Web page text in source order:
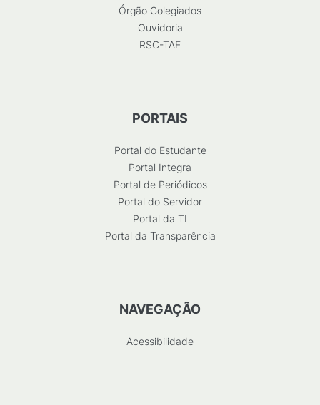
Órgão Colegiados
Ouvidoria
RSC-TAE
PORTAIS
Portal do Estudante
Portal Integra
Portal de Periódicos
Portal do Servidor
Portal da TI
Portal da Transparência
NAVEGAÇÃO
Acessibilidade